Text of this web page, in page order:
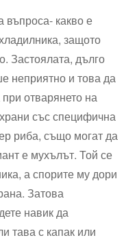
въпроса- какво е
защото
Застоялата, дълго
неприятно и това да
отварянето на
със специфична
риба, също могат да
е мухълът. Той се
а спорите му дори
Затова
навик да
тава с капак или